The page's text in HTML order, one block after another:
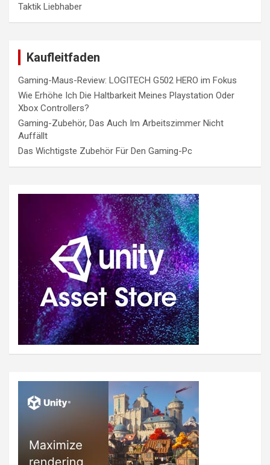
Taktik Liebhaber
Kaufleitfaden
Gaming-Maus-Review: LOGITECH G502 HERO im Fokus
Wie Erhöhe Ich Die Haltbarkeit Meines Playstation Oder
Xbox Controllers?
Gaming-Zubehör, Das Auch Im Arbeitszimmer Nicht
Auffällt
Das Wichtigste Zubehör Für Den Gaming-Pc